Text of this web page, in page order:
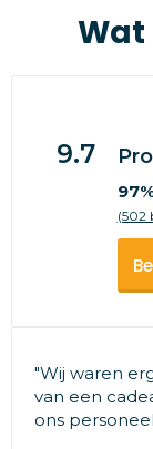
Wat
9.7
(502
"Wij waren
van een
ons